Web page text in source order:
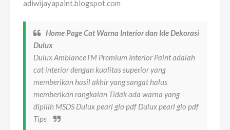
adiwijayapaint.blogspot.com
Home Page Cat Warna Interior dan Ide Dekorasi
Dulux
Dulux AmbianceTM Premium Interior Paint adalah
cat interior dengan kualitas superior yang
memberikan hasil akhir yang sangat halus
memberikan rangkaian Tidak ada warna yang
dipilih MSDS Dulux pearl glo pdf Dulux pearl glo pdf
Tips